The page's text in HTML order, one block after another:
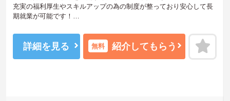
充実の福利厚生やスキルアップの為の制度が整っており安心して長
期就業が可能です！
すのでお気軽にご相談ください。
詳細を見る 無料 紹介してもらう